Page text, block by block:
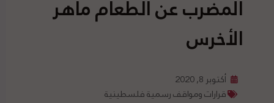
المضرب عن الطعام ماهر
الأخرس
أكتوبر 8, 2020
قرارات ومواقف رسمية فلسطينية